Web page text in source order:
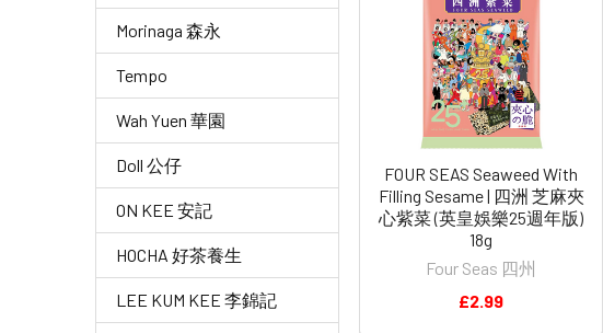
Morinaga 森永
Tempo
Wah Yuen 華園
Doll 公仔
ON KEE 安記
HOCHA 好茶養生
LEE KUM KEE 李錦記
FOUR SEAS Seaweed With
Filling Sesame | 四洲 芝麻夾
心紫菜 (英皇娛樂25週年版)
18g
Four Seas 四州
£2.99